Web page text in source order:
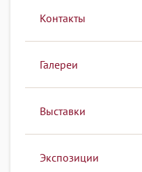
Контакты
Галереи
Выставки
Экспозиции